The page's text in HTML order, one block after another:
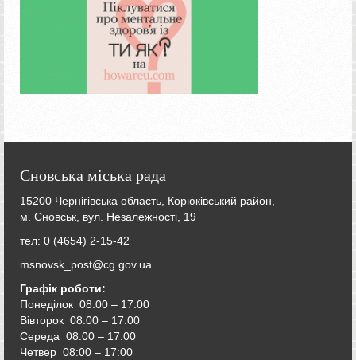
Сновська міська рада
15200 Чернігівська область, Корюківський район,
м. Сновськ, вул. Незалежності, 19
тел: 0 (4654) 2-15-42
msnovsk_post@cg.gov.ua
Графік роботи:
Понеділок 08:00 – 17:00
Вівторок 08:00 – 17:00
Середа 08:00 – 17:00
Четвер 08:00 – 17:00